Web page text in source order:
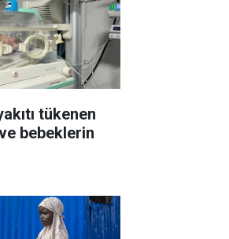
tükenen
bebeklerin